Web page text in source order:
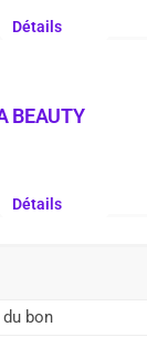
Détails
BEAUTY
Détails
bon